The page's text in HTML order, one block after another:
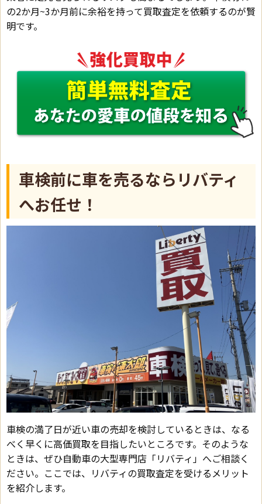
の2か月~3か月前に余裕を持って買取査定を依頼するのが賢
明です。
車検前に車を売るならリバティ
へお任せ！
車検の満了日が近い車の売却を検討しているときは、なる
べく早くに高価買取を目指したいところです。そのような
ときは、ぜひ自動車の大型専門店「リバティ」へご相談く
ださい。ここでは、リバティの買取査定を受けるメリット
を紹介します。